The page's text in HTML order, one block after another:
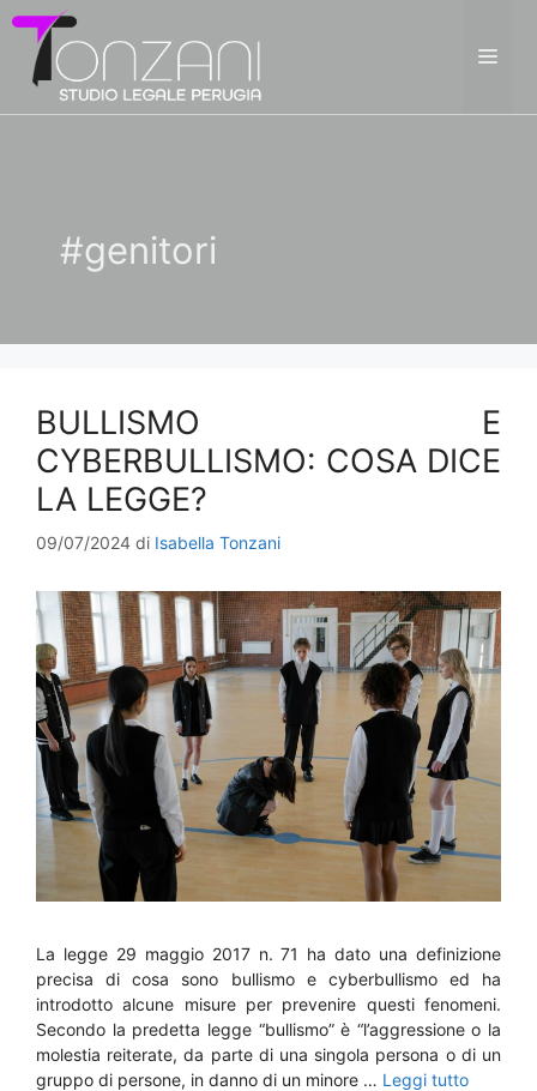
Vai
contenuto
#genitori
BULLISMO E
CYBERBULLISMO: COSA DICE
LA LEGGE?
09/07/2024 di Isabella Tonzani
La legge 29 maggio 2017 n. 71 ha dato una definizione
precisa di cosa sono bullismo e cyberbullismo ed ha
introdotto alcune misure per prevenire questi fenomeni.
Secondo la predetta legge “bullismo” è “l’aggressione o la
molestia reiterate, da parte di una singola persona o di un
gruppo di persone, in danno di un minore … Leggi tutto